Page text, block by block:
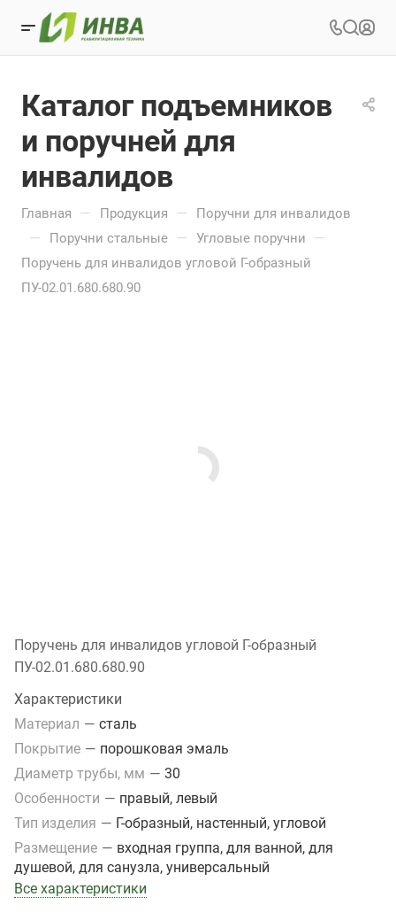
Каталог подъемников
и поручней для
инвалидов
Главная — Продукция — Поручни для инвалидов
— Поручни стальные — Угловые поручни —
Поручень для инвалидов угловой Г-образный
ПУ-02.01.680.680.90
Поручень для инвалидов угловой Г-образный
ПУ-02.01.680.680.90
Характеристики
Материал — сталь
Покрытие — порошковая эмаль
Диаметр трубы, мм — 30
Особенности — правый, левый
Тип изделия — Г-образный, настенный, угловой
Размещение — входная группа, для ванной, для
душевой, для санузла, универсальный
Все характеристики